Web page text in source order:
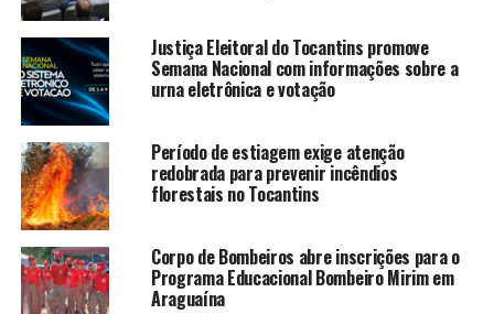
Justiça Eleitoral do Tocantins promove
Semana Nacional com informações sobre a
urna eletrônica e votação
Período de estiagem exige atenção
redobrada para prevenir incêndios
florestais no Tocantins
Corpo de Bombeiros abre inscrições para o
Programa Educacional Bombeiro Mirim em
Araguaína